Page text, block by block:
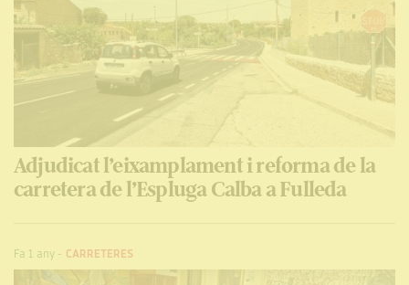
Adjudicat l’eixamplament i reforma de la
carretera de l’Espluga Calba a Fulleda
Fa 1 any- CARRETERES